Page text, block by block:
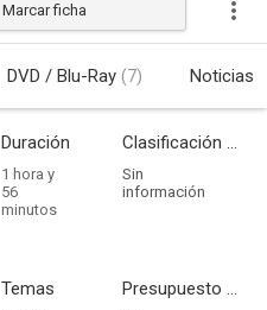
Marcar ficha
DVD / Blu-Ray (7) Noticias
Duración
1 hora y
56
minutos
Clasificación por edades
Sin
información
Temas Presupuesto - Ingresos